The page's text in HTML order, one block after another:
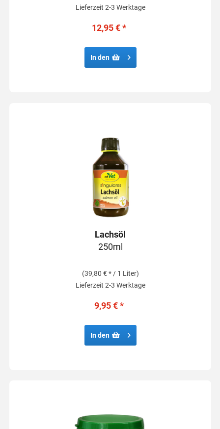
Lieferzeit 2-3 Werktage
12,95 € *
In den
Lachsöl
250ml
(39,80 € * / 1 Liter)
Lieferzeit 2-3 Werktage
9,95 € *
In den